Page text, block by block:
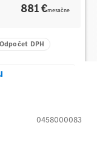
881 €mesačne
Odpočet DPH
0458000083